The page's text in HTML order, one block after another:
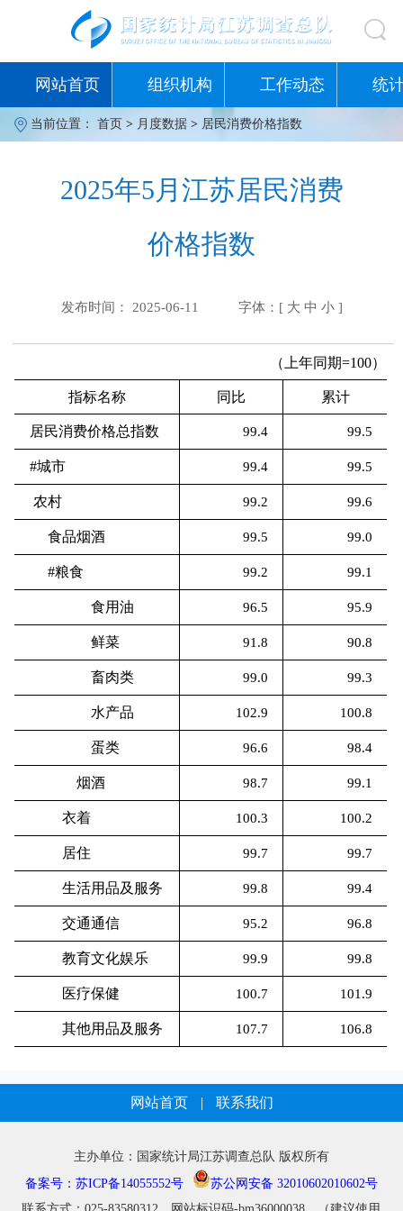
网站首页 组织机构 工作动态 统
当前位置： 首页 > 月度数据 > 居民消费价格指数
2025年5月江苏居民消费
价格指数
发布时间： 2025-06-11 字体：[ 大 中 小]
（上年同期=100）
指标名称 同比 累计
居民消费价格总指数 99.4 99.5
#城市 99.4 99.5
农村 99.2 99.6
食品烟酒 99.5 99.0
#粮食 99.2 99.1
食用油 96.5 95.9
鲜菜 91.8 90.8
畜肉类 99.0 99.3
水产品 102.9 100.8
蛋类 96.6 98.4
烟酒 98.7 99.1
衣着 100.3 100.2
居住 99.7 99.7
生活用品及服务 99.8 99.4
交通通信 95.2 96.8
教育文化娱乐 99.9 99.8
医疗保健 100.7 101.9
其他用品及服务 107.7 106.8